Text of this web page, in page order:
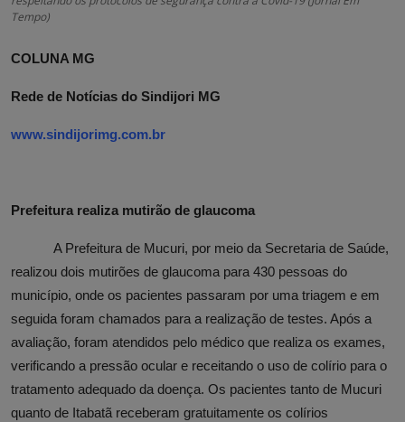
Tempo)
COLUNA MG
Rede de Notícias do Sindijori MG
www.sindijorimg.com.br
Prefeitura realiza mutirão de glaucoma
A Prefeitura de Mucuri, por meio da Secretaria de Saúde,
realizou dois mutirões de glaucoma para 430 pessoas do
município, onde os pacientes passaram por uma triagem e em
seguida foram chamados para a realização de testes. Após a
avaliação, foram atendidos pelo médico que realiza os exames,
verificando a pressão ocular e receitando o uso de colírio para o
tratamento adequado da doença. Os pacientes tanto de Mucuri
quanto de Itabatã receberam gratuitamente os colírios